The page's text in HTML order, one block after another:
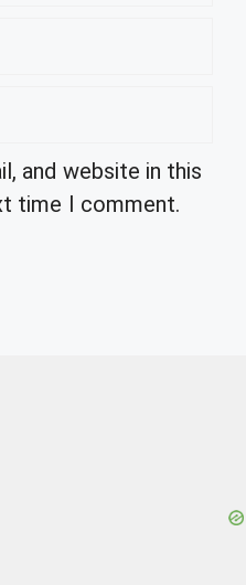
and website in this
time I comment.